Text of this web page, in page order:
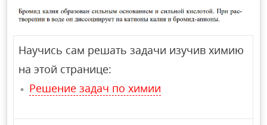
Научись сам решать задачи изучив химию
на этой странице:
Решение задач по химии